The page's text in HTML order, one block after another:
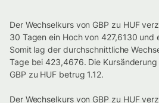
Der Wechselkurs von GBP zu HUF
30 Tagen ein Hoch von 427,6130 und
Somit lag der durchschnittliche
Tage bei 423,4676. Die
GBP zu HUF betrug 1.12.
Der Wechselkurs von GBP zu HUF